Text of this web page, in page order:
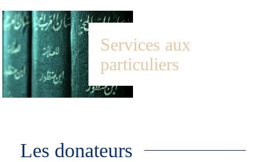
Services aux
particuliers
Les donateurs